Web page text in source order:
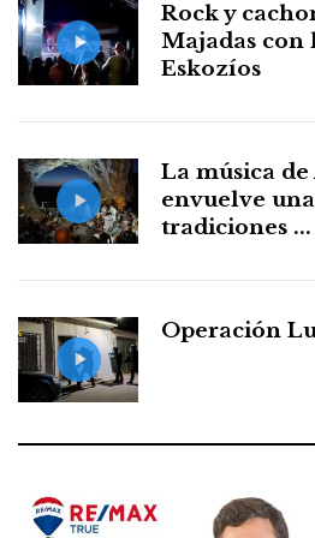
Rock y
Majadas con
Eskozíos
La música
envuelve
tradiciones ...
Operación